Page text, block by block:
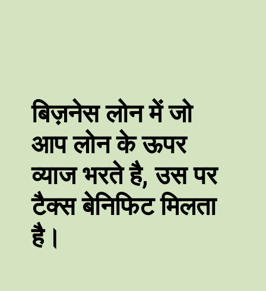
बिज़नेस लोन में जो
आप लोन के ऊपर
व्याज भरते है, उस पर
टैक्स बेनिफिट मिलता
है।